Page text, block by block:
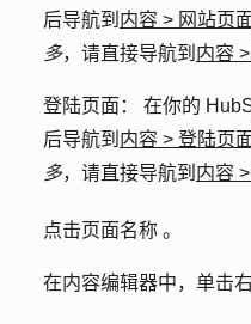
后导航到 内容 > 网站页
多，请直接导航到 内容 >
登陆页面 ： 在你的
后导航到 内容 > 登陆页
多，请直接导航到 内容 >
点击页面名称 。
在内容编辑器中，单击